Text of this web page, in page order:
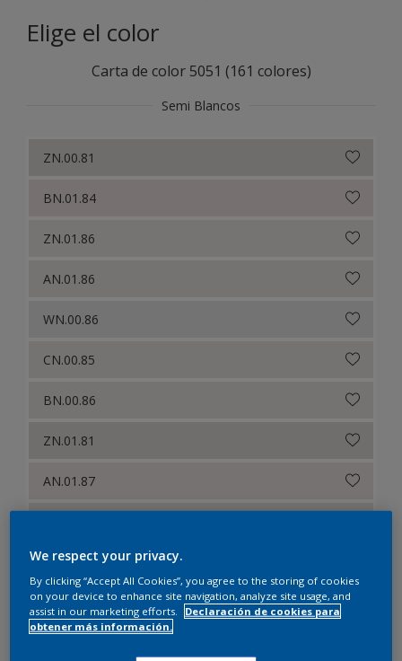
Elige el color
Carta de color 5051 (161 colores)
Semi Blancos
ZN.00.81
BN.01.84
ZN.01.86
AN.01.86
WN.00.86
CN.00.85
BN.00.86
ZN.01.81
AN.01.87
CN.00.86
CN.00.87
We respect your privacy.
By clicking “Accept All Cookies”, you agree to the storing of cookies
on your device to enhance site navigation, analyze site usage, and
assist in our marketing efforts.
Declaración de cookies para
obtener más información.